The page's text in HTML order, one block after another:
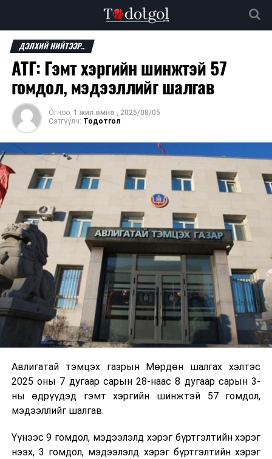
ДЭЛХИЙ НИЙТЭЭР..
АТГ: Гэмт хэргийн шинжтэй 57
гомдол, мэдээллийг шалгав
Огноо: 1 жил.өмнө , 2025/08/05
Сэтгүүлч: Тодотгол
Авлигатай тэмцэх газрын Мөрдөн шалгах хэлтэс
2025 оны 7 дугаар сарын 28-наас 8 дугаар сарын 3-
ны өдрүүдэд гэмт хэргийн шинжтэй 57 гомдол,
мэдээллийг шалгав.
Үүнээс 9 гомдол, мэдээлэлд хэрэг бүртгэлтийн хэрэг
нээх, 3 гомдол, мэдээлэлд хэрэг бүртгэлтийн хэрэг